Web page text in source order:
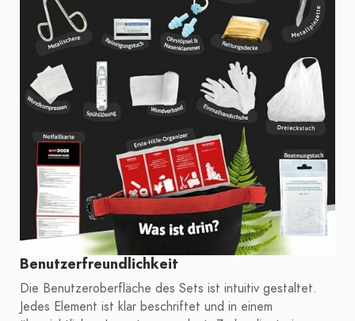
Benutzerfreundlichkeit
Die Benutzeroberfläche des Sets ist intuitiv gestaltet.
Jedes Element ist klar beschriftet und in einem